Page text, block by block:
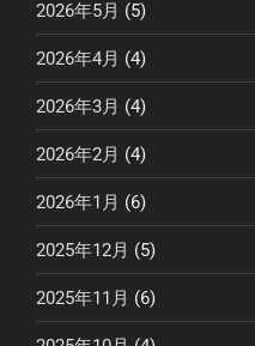
2026年5月 (5)
2026年4月 (4)
2026年3月 (4)
2026年2月 (4)
2026年1月 (6)
2025年12月 (5)
2025年11月 (6)